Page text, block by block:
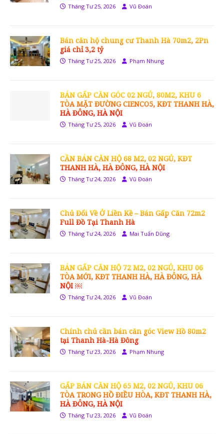
Tháng Tư 25, 2026 Vũ Đoán
Bán căn hộ chung cư Thanh Hà 70m2, 2Pn
giá chỉ 3,2 tỷ
Tháng Tư 25, 2026 Phạm Nhung
BÁN GẤP CĂN GÓC 02 NGỦ, 80M2, KHU 6
TÒA MẶT ĐƯỜNG CIENCO5, KĐT THANH HÀ,
HÀ ĐÔNG, HÀ NỘI
Tháng Tư 25, 2026 Vũ Đoán
CẦN BÁN CĂN HỘ 68 M2, 02 NGỦ, KĐT
THANH HÀ, HÀ ĐÔNG, HÀ NỘI
Tháng Tư 24, 2026 Vũ Đoán
Chủ Đổi Về Ở Liền Kề – Bán Gấp Căn 72m2
Full Đồ Tại Thanh Hà
Tháng Tư 24, 2026 Mai Tuấn Dũng
BÁN GẤP CĂN HỘ 72 M2, 02 NGỦ, KHU 06
TÒA MỚI, KĐT THANH HÀ, HÀ ĐÔNG, HÀ
NỘI ￼
Tháng Tư 24, 2026 Vũ Đoán
Chính chủ cần bán căn góc View Hồ 80m2
tại Thanh Hà-Hà Đông
Tháng Tư 23, 2026 Phạm Nhung
GẤP BÁN CĂN HỘ 65 M2, 02 NGỦ, KHU 06
TÒA TRONG HỒ ĐIỀU HÒA, KĐT THANH HÀ,
HÀ ĐÔNG, HÀ NỘI
Tháng Tư 23, 2026 Vũ Đoán